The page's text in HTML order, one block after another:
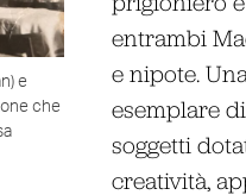
e
che
entrambi
e nipote.
esemplare
soggetti
creatività,